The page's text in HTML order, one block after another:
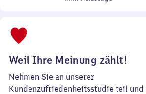
Weil Ihre Meinung zählt!
Nehmen Sie an unserer
Kundenzufriedenheitsstudie teil und